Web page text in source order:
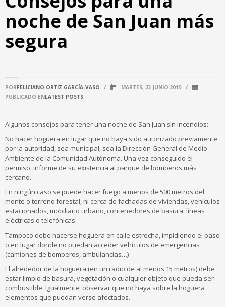
noche de San Juan más
segura
PORFELICIANO ORTIZ GARCÍA-VASO / MARTES, 23 JUNIO 2015 /
PUBLICADO ENLATEST POSTS
Algunos consejos para tener una noche de San Juan sin incendios:
No hacer hoguera en lugar que no haya sido autorizado previamente
por la autoridad, sea municipal, sea la Dirección General de Medio
Ambiente de la Comunidad Autónoma. Una vez conseguido el
permiso, informe de su existencia al parque de bomberos más
cercano.
En ningún caso se puede hacer fuego a menos de 500 metros del
monte o terreno forestal, ni cerca de fachadas de viviendas, vehículos
estacionados, mobiliario urbano, contenedores de basura, líneas
eléctricas o telefónicas.
Tampoco debe hacerse hoguera en calle estrecha, impidiendo el paso
o en lugar donde no puedan acceder vehículos de emergencias
(camiones de bomberos, ambulancias…)
El alrededor de la hoguera (en un radio de al menos 15 metros) debe
estar limpio de basura, vegetación o cualquier objeto que pueda ser
combustible. Igualmente, observar que no haya sobre la hoguera
elementos que puedan verse afectados.